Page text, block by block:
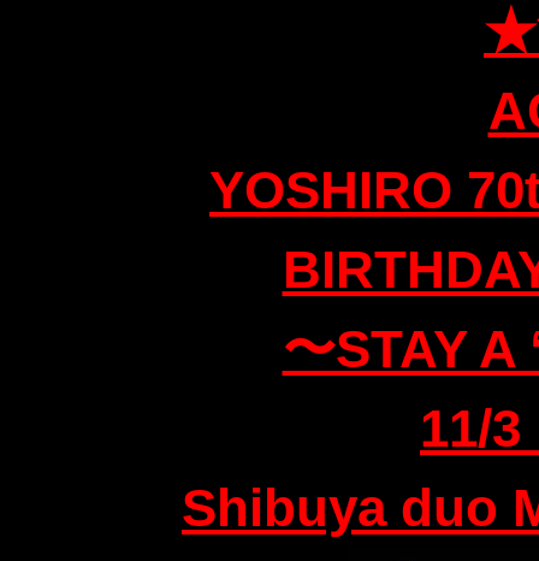
★
YOSHIRO
〜STAY A
11/3
Shibuya duo